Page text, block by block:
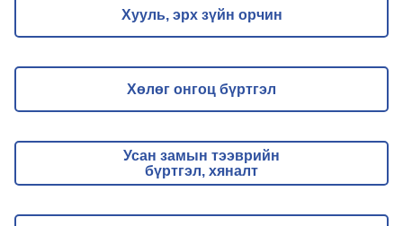
Хууль, эрх зүйн орчин
Хөлөг онгоц бүртгэл
Усан замын тээврийн
бүртгэл, хяналт